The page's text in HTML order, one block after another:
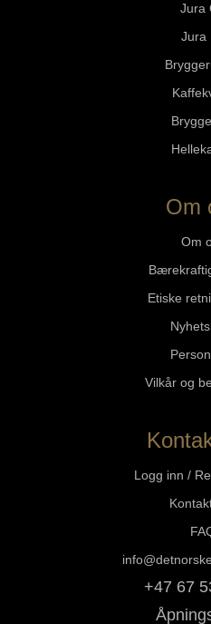
Jura
Jura
Om
Om
Etiske
Vilkår og
Logg inn /
+47 67